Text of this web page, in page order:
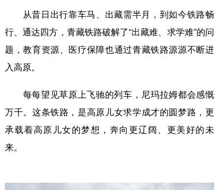
从昔日出行靠车马、出藏需半月，到如今铁路畅
行、通达四方，青藏铁路破解了“出藏难、求学难”的问
题，教育资源、医疗保障也通过青藏铁路源源不断进
入高原。
每每望见草原上飞驰的列车，尼玛拉姆都会感慨
万千。这条铁路，是高原儿女求学成才的圆梦路，更
承载着高原儿女的梦想，奔向更辽阔、更美好的未
来。